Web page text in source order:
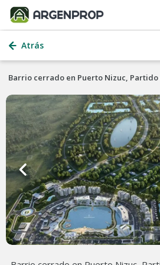
Atrás
Barrio cerrado en Puerto Nizuc,